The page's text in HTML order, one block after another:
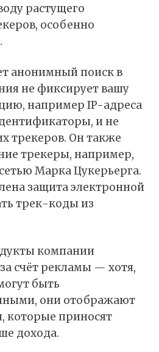
растущего
особенно
анонимный поиск в
не фиксирует вашу
например IP-адреса
и не
трекеров. Он также
трекеры, например,
Марка Цукерьерга.
защита электронной
трек-коды из
компании
счёт рекламы — хотя,
быть
они отображают
которые приносят
дохода.